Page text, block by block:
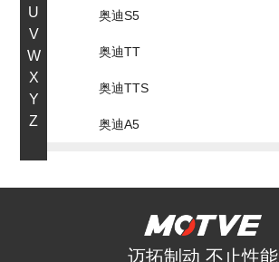
U
V
W
X
Y
Z
奥迪S5
奥迪TT
奥迪TTS
奥迪A5
迈拓制动 不止性能